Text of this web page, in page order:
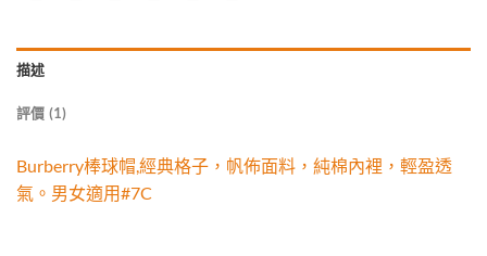
描述
評價 (1)
Burberry棒球帽,經典格子，帆佈面料，純棉內裡，輕盈透
氣。男女適用#7C